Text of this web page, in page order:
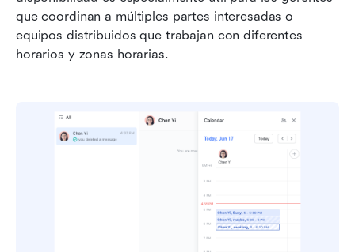
que coordinan a múltiples partes interesadas o
equipos distribuidos que trabajan con diferentes
horarios y zonas horarias.